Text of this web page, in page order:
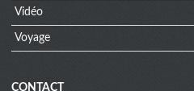
Vidéo
Voyage
CONTACT